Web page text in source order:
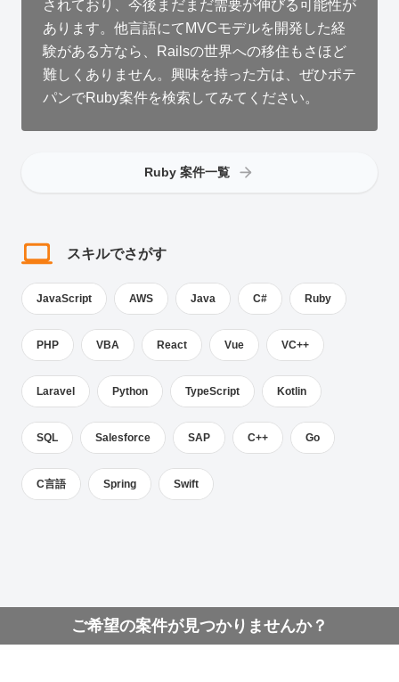
されており、今後まだまだ需要が伸びる可能性が
あります。他言語にてMVCモデルを開発した経
験がある方なら、Railsの世界への移住もさほど
難しくありません。興味を持った方は、ぜひポテ
パンでRuby案件を検索してみてください。
Ruby 案件一覧
スキルでさがす
JavaScript AWS Java C# Ruby
PHP VBA React Vue VC++
Laravel Python TypeScript Kotlin
SQL Salesforce SAP C++ Go
C言語 Spring Swift
ご希望の案件が見つかりませんか？